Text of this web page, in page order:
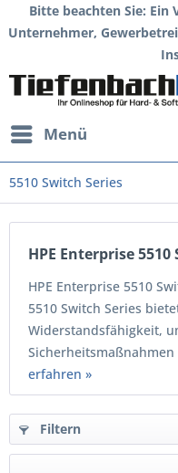
Bitte beachten Sie:
Unternehmer,
Menü
5510 Switch Series
HPE Enterprise
HPE Enterprise 5510
5510 Switch Series
Widerstandsfähigkeit,
erfahren »
Filtern